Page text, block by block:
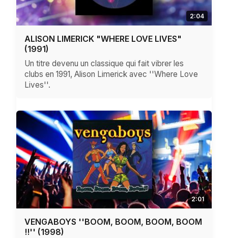
2:04
ALISON LIMERICK "WHERE LOVE LIVES"
(1991)
Un titre devenu un classique qui fait vibrer les
clubs en 1991, Alison Limerick avec ''Where Love
Lives''.
2:01
VENGABOYS ''BOOM, BOOM, BOOM, BOOM
!!'' (1998)